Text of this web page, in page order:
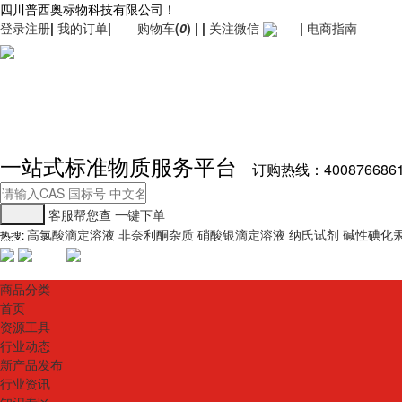
四川普西奥标物科技有限公司！
登录注册| 我的订单| 购物车(0) | | 关注微信 | 电商指南
一站式标准物质服务平台 订购热线：4008766861
客服帮您查 一键下单
热搜:高氯酸滴定溶液 非奈利酮杂质 硝酸银滴定溶液 纳氏试剂 碱性碘化
商品分类
首页
资源工具
行业动态
新产品发布
行业资讯